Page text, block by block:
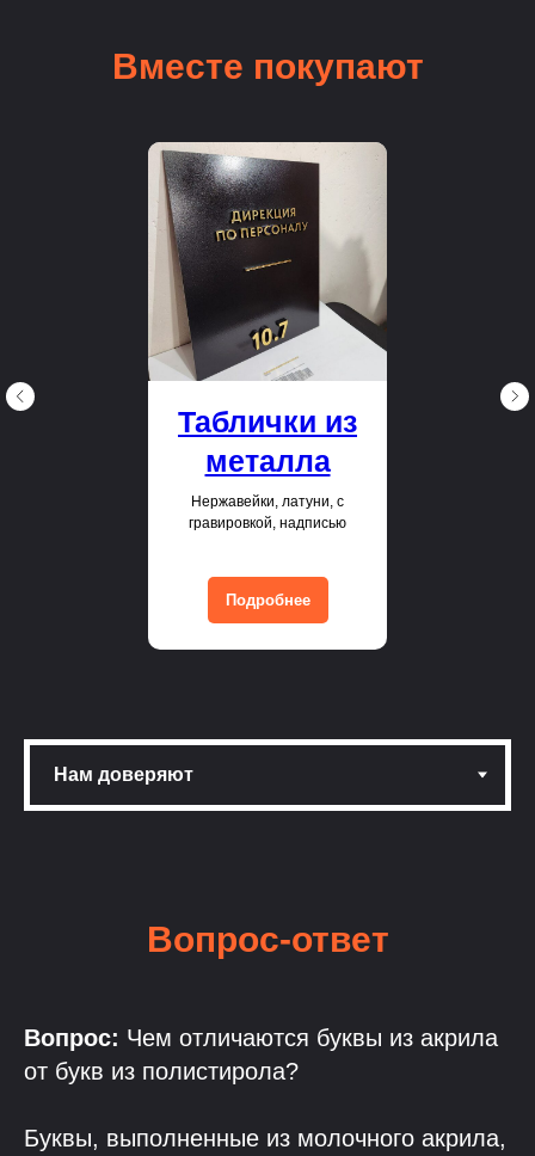
Вместе покупают
Таблички из
металла
Нержавейки, латуни, с
гравировкой, надписью
Подробнее
Вопрос-ответ
Вопрос: Чем отличаются буквы из акрила
от букв из полистирола?
Буквы, выполненные из молочного акрила,